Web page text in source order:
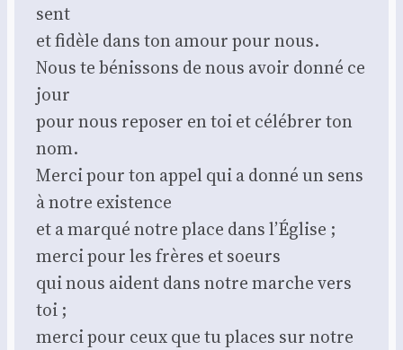
sent
et fidèle dans ton amour pour nous.
Nous te bénis­sons de nous avoir don­né ce
jour
pour nous repo­ser en toi et célé­brer ton
nom.
Mer­ci pour ton appel qui a don­né un sens
à notre exis­tence
et a mar­qué notre place dans l’É­glise ;
mer­ci pour les frères et soeurs
qui nous aident dans notre marche vers
toi ;
mer­ci pour ceux que tu places sur notre